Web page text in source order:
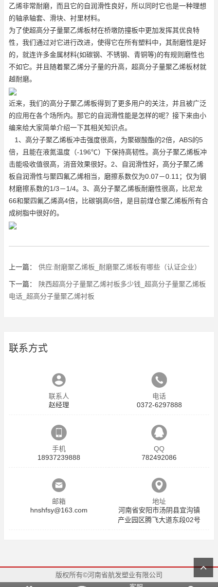
乙烯非常耐磨，而且它的自润滑性良好，所以同时它也是一种理想
的轴承轴套、滑块、衬里材料。
为了使超高分子量聚乙烯板材在桥墩防撞板中更加发挥其优良特
性，我们通过对它进行改进，使得它在所有塑料中，其耐磨性是好
的，就连许多金属材料(如碳钢、不锈钢、青铜等)的有规则磨性也
不如它。并且随着聚乙烯分子量的升高，超高分子量聚乙烯板材就
越耐磨。
近来，我们的高分子聚乙烯板得到了更多用户的关注，并且被广泛
的应用在各个场所内。那它的自润滑性能是怎样的呢？接下来由小
编来给大家简单介绍一下其相关知识点。
1、高分子聚乙烯板冲击强度很高，为聚碳酸酯的2倍，ABS的5
倍，且能在液氮温度（-196℃）下保持高韧性。高分子聚乙烯板冲
击能吸收值很高，消音效果很好。2、自润滑性好，高分子聚乙烯
板自润滑性与聚四氟乙烯相当，磨擦系数仅为0.07－0.11；仅为钢
材磨擦系数的1/3－1/4。3、高分子聚乙烯板耐磨性很高，比尼龙
66和聚四氟乙烯高4倍，比碳钢高6倍，是目前煤仓聚乙烯板所有合
成树脂中很好的。
上一篇： 供应:耐磨聚乙烯板_耐磨聚乙烯板有哪些（认证企业）
下一篇：
陕西超高分子量聚乙烯衬板多少钱_超高分子量聚乙烯板
电话_超高分子量聚乙烯衬板
联系方式
联系人
赵经理
电话
0372-6297888
手机
18937239888
QQ
782492086
邮箱
hnshfsy@163.com
地址
河南省安阳市汤阴县宜沟镇
产业园区腾飞大道东段02号
版权所有©河南省航发塑业有限公司